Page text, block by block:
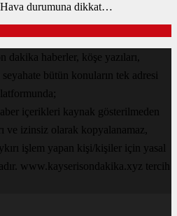
durumuna dikkat…
dakika haberler, köşe yazıları,
bütün konuların tek adresi
içerikleri kaynak gösterilmeden
ve izinsiz olarak kopyalanamaz,
işlem yapan kişi/kişiler için yasal
www.kayserisondakika.xyz tercih